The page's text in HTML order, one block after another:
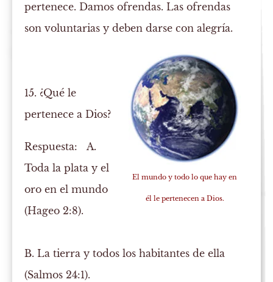
pertenece.Damos ofrendas. Las ofrendas
son voluntarias y deben darse con alegría.
El mundo y todo lo que hay en
él le pertenecen a Dios.
15. ¿Qué le
pertenece a Dios?
Respuesta:
A.
Toda la plata y el
oro en el mundo
(Hageo 2:8).
B.La tierra y todos los habitantes de ella
(Salmos 24:1).